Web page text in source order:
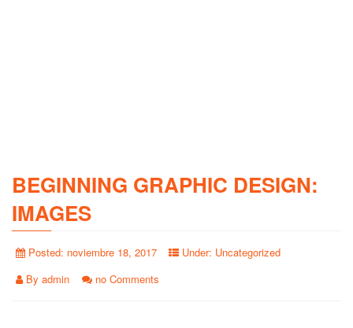
BEGINNING GRAPHIC DESIGN:
IMAGES
Posted: noviembre 18, 2017 Under: Uncategorized
By admin no Comments